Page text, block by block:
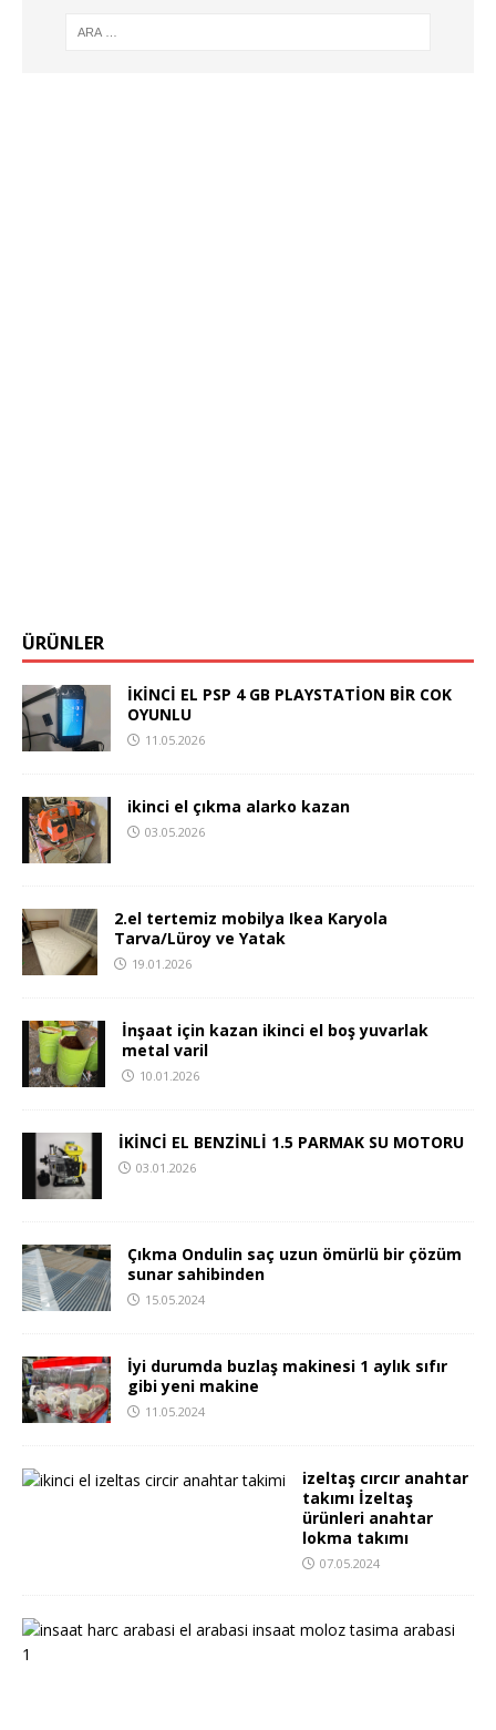
ÜRÜNLER
İKİNCİ EL PSP 4 GB PLAYSTATİON BİR COK
OYUNLU
11.05.2026
ikinci el çıkma alarko kazan
03.05.2026
2.el tertemiz mobilya Ikea Karyola
Tarva/Lüroy ve Yatak
19.01.2026
İnşaat için kazan ikinci el boş yuvarlak
metal varil
10.01.2026
İKİNCİ EL BENZİNLİ 1.5 PARMAK SU MOTORU
03.01.2026
Çıkma Ondulin saç uzun ömürlü bir çözüm
sunar sahibinden
15.05.2024
İyi durumda buzlaş makinesi 1 aylık sıfır
gibi yeni makine
11.05.2024
izeltaş cırcır anahtar
takımı İzeltaş
ürünleri anahtar
lokma takımı
07.05.2024